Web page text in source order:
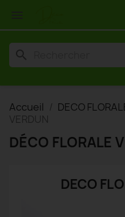
search
Accueil DECO
VERDUN
DÉCO FLORALE
DECO